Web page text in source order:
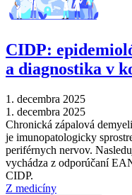
CIDP:
a diagnostika v
1. decembra 2025
1. decembra 2025
Chronická zápalová
je imunopatologicky
periférnych nervov.
vychádza z odporúčaní
CIDP.
Z medicíny